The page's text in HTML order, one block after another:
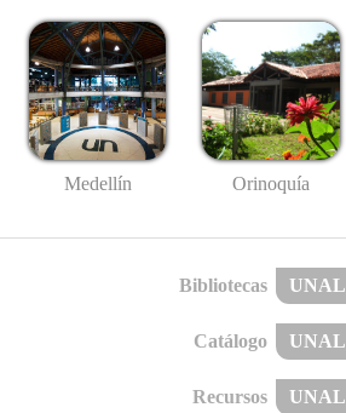
Medellín Orinoquía
Bibliotecas UNAL
Catálogo UNAL
Recursos UNAL